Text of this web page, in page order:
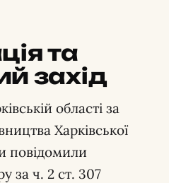
та
захід
області за
Харківської
повідомили
за ч. 2 ст. 307